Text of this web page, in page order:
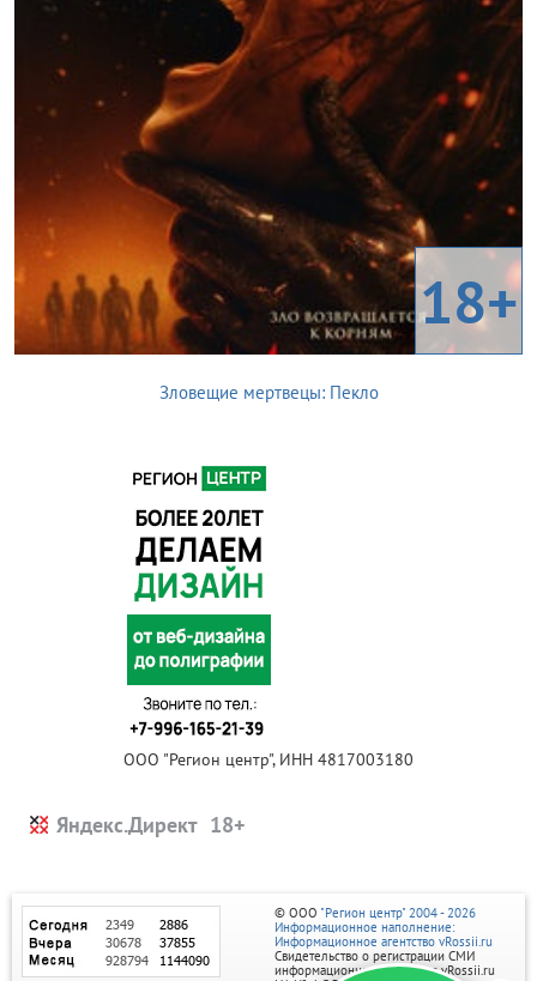
18+
Зловещие мертвецы: Пекло
ООО "Регион центр", ИНН 4817003180
Яндекс.Директ
© ООО "Регион центр" 2004 - 2026
Информационное наполнение:
Информационное агентство vRossii.ru
Свидетельство о регистрации СМИ
информационного агентства vRossii.ru